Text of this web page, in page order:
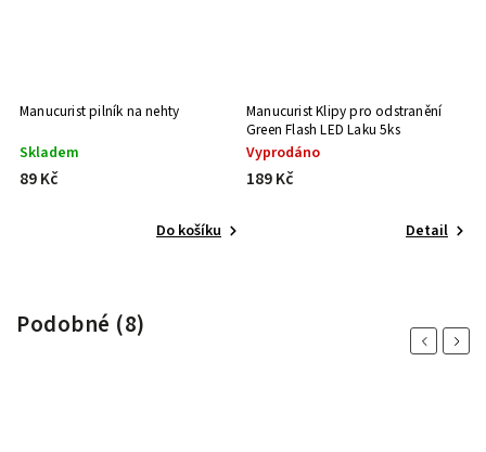
Manucurist pilník na nehty
Skladem
89 Kč
Do košíku
Manucurist Klipy pro odstranění
Green Flash LED Laku 5ks
Vyprodáno
189 Kč
Detail
Podobné (8)
PreviousNext